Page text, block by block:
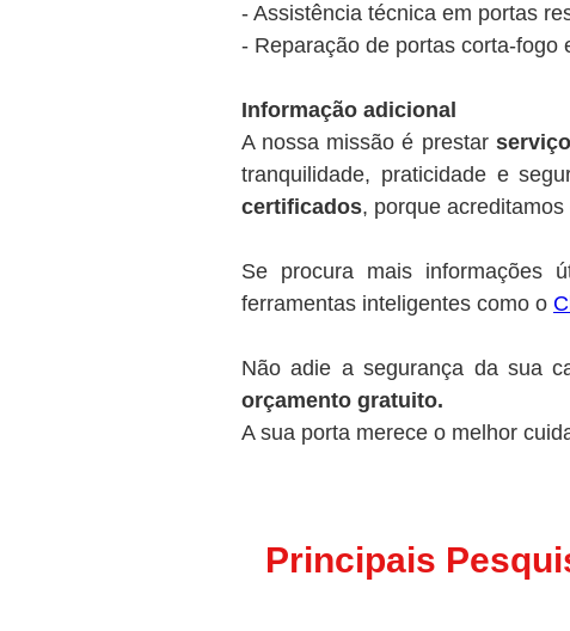
- Assistência técnica em portas
- Reparação de portas corta-fogo
Informação adicional
A nossa missão é prestar
tranquilidade, praticidade e
certificados, porque acreditamos
Se procura mais informações
ferramentas inteligentes como o
Não adie a segurança da sua
orçamento gratuito.
A sua porta merece o melhor
Principais